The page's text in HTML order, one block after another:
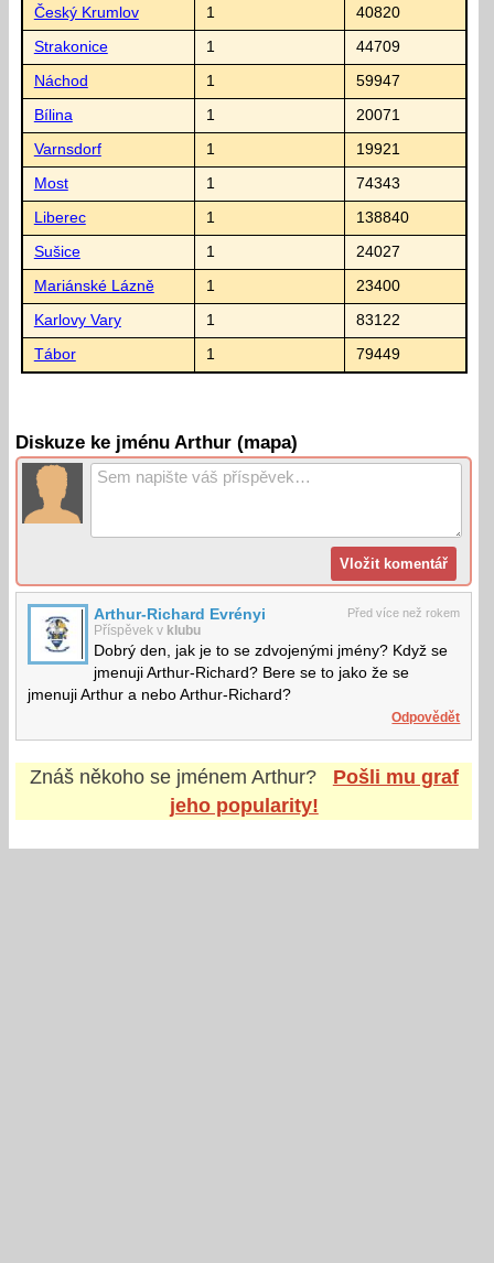
Český Krumlov 1 40820
Strakonice 1 44709
Náchod 1 59947
Bílina 1 20071
Varnsdorf 1 19921
Most 1 74343
Liberec 1 138840
Sušice 1 24027
Mariánské Lázně 1 23400
Karlovy Vary 1 83122
Tábor 1 79449
Diskuze ke jménu Arthur (mapa)
Před více než rokem
Arthur-Richard Evrényi
Příspěvek v klubu
Dobrý den, jak je to se zdvojenými jmény? Když se
jmenuji Arthur-Richard? Bere se to jako že se
jmenuji Arthur a nebo Arthur-Richard?
Odpovědět
Znáš někoho se jménem Arthur?
Pošli mu graf
jeho popularity!